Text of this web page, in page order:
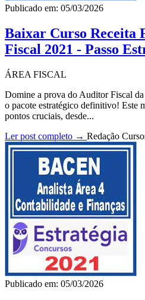
Publicado em: 05/03/2026
Baixar Curso Receita
Fiscal 2021 - Passo
ÁREA FISCAL
Domine a prova do Auditor Fiscal
o pacote estratégico definitivo! Este
pontos cruciais, desde...
Ler post completo → Redação
Publicado em: 05/03/2026